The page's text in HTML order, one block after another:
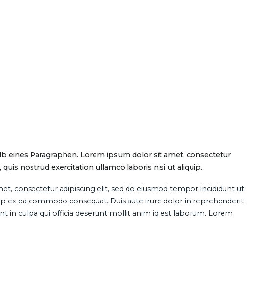
eines Paragraphen. Lorem ipsum dolor sit amet, consectetur
nostrud exercitation ullamco laboris nisi ut aliquip.
consectetur adipiscing elit, sed do eiusmod tempor incididunt ut
ex ea commodo consequat. Duis aute irure dolor in reprehenderit
in culpa qui officia deserunt mollit anim id est laborum. Lorem